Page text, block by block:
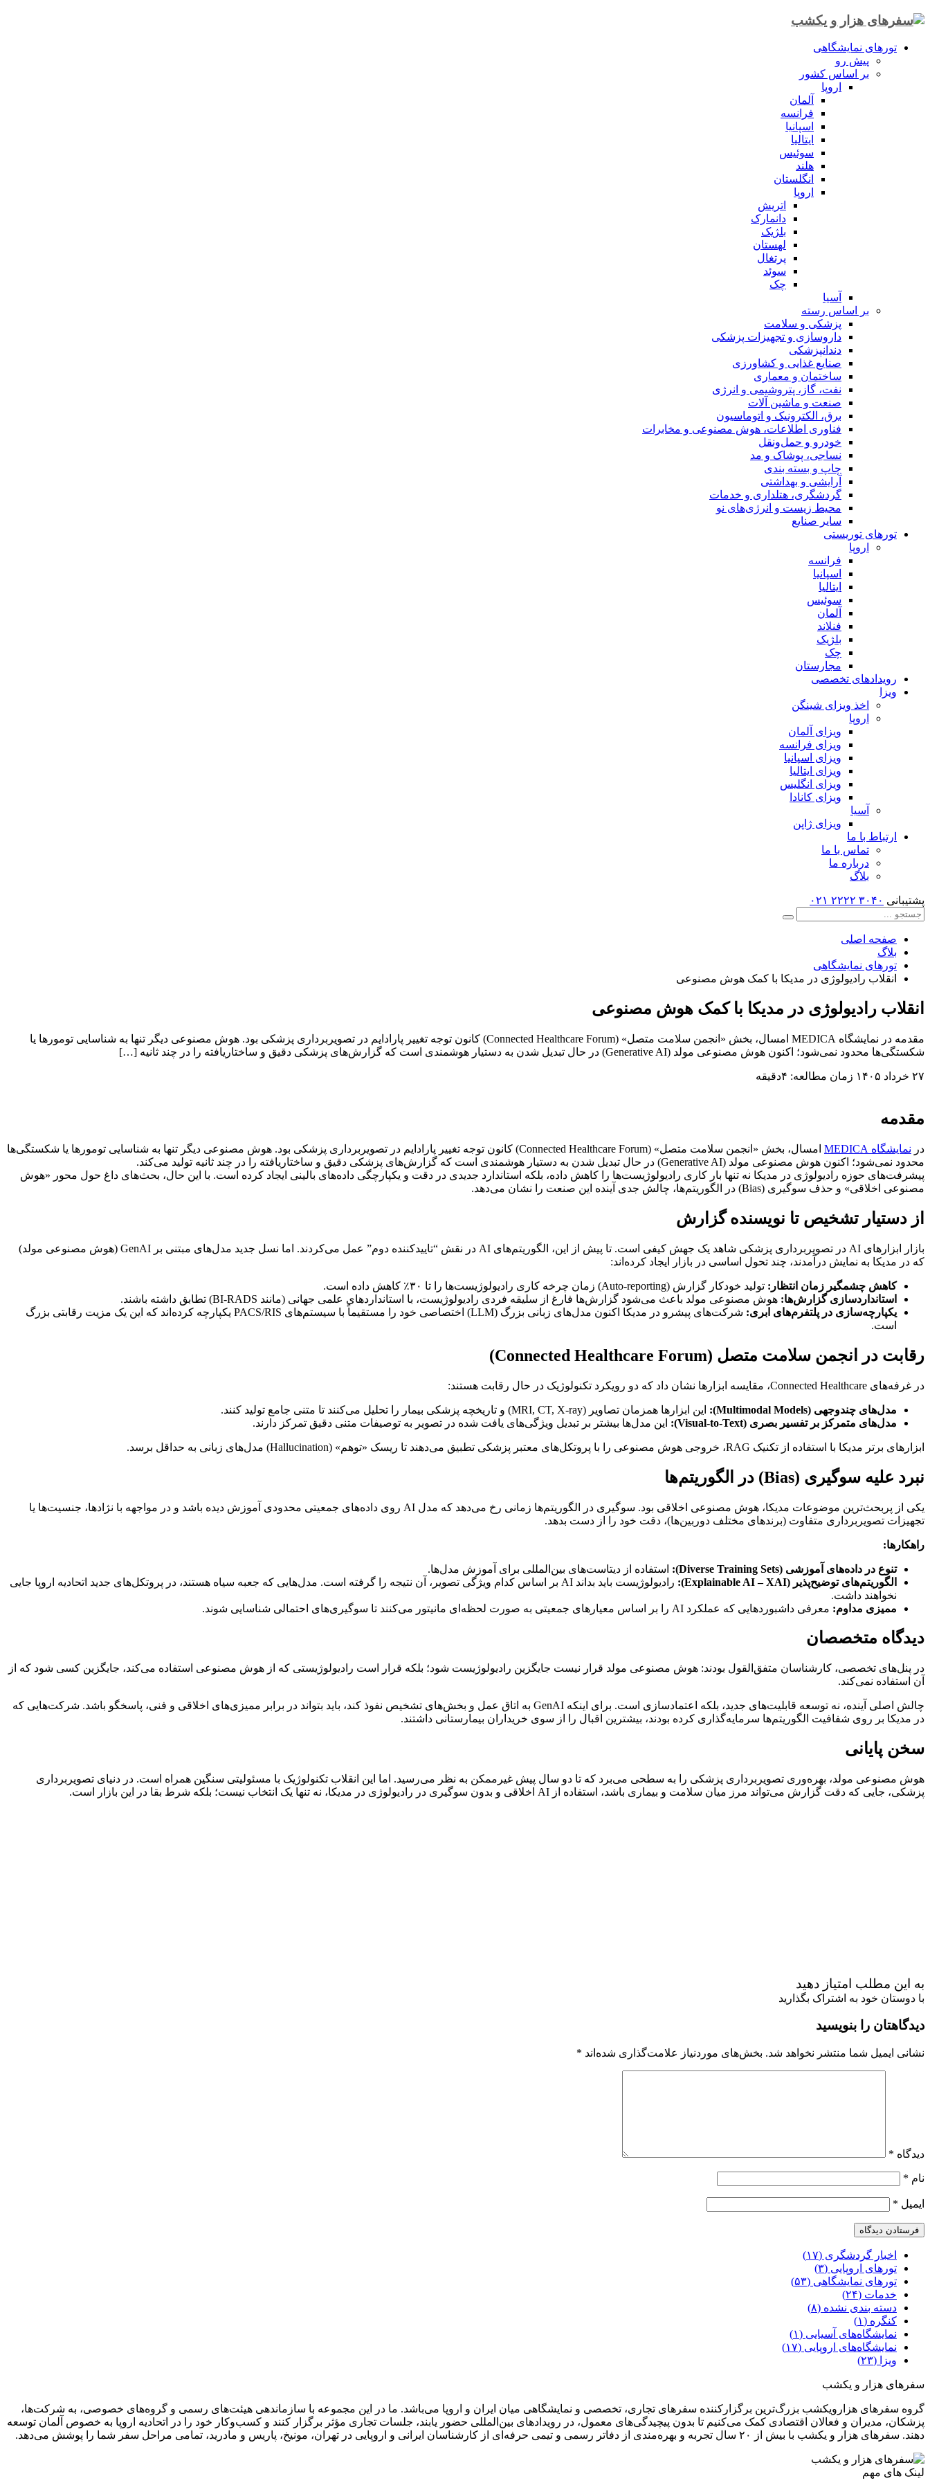
تورهای نمایشگاهی
پیش رو
بر اساس کشور
اروپا
آلمان
فرانسه
اسپانیا
ایتالیا
سوئیس
هلند
انگلستان
اروپا
اتریش
دانمارک
بلژیک
لهستان
پرتغال
سوئد
چک
آسیا
بر اساس رسته
پزشکی و سلامت
داروسازی و تجهیزات پزشکی
دندانپزشکی
صنایع غذایی و کشاورزی
ساختمان و معماری
نفت، گاز، پتروشیمی و انرژی
صنعت و ماشین آلات
برق، الکترونیک و اتوماسیون
فناوری اطلاعات، هوش مصنوعی و مخابرات
خودرو و حمل‌و‌نقل
نساجی، پوشاک و مد
چاپ و بسته بندی
آرایشی و بهداشتی
گردشگری، هتلداری و خدمات
محیط زیست و انرژی‌های نو
سایر صنایع
تورهای توریستی
اروپا
فرانسه
اسپانیا
ایتالیا
سوئیس
آلمان
فنلاند
بلژیک
چک
مجارستان
رویدادهای تخصصی
ویزا
اخذ ویزای شینگن
اروپا
ویزای آلمان
ویزای فرانسه
ویزای اسپانیا
ویزای ایتالیا
ویزای انگلیس
ویزای کانادا
آسیا
ویزای ژاپن
ارتباط با ما
تماس با ما
درباره ما
بلاگ
پشتیبانی ۳۰۴۰ ۲۲۲۲ ۰۲۱
صفحه اصلی
بلاگ
تورهای نمایشگاهی
انقلاب رادیولوژی در مدیکا با کمک هوش مصنوعی
انقلاب رادیولوژی در مدیکا با کمک هوش مصنوعی
مقدمه در نمایشگاه MEDICA امسال، بخش «انجمن سلامت متصل» (Connected Healthcare Forum) کانون توجه تغییر پارادایم در تصویربرداری پزشکی بود. هوش مصنوعی دیگر تنها به شناسایی تومورها یا
شکستگی‌ها محدود نمی‌شود؛ اکنون هوش مصنوعی مولد (Generative AI) در حال تبدیل شدن به دستیار هوشمندی است که گزارش‌های پزشکی دقیق و ساختاریافته را در چند ثانیه […]
۲۷ خرداد ۱۴۰۵ زمان مطالعه: ۴دقیقه
مقدمه
در نمایشگاه MEDICA
امسال، بخش «انجمن سلامت متصل» (Connected Healthcare Forum) کانون توجه تغییر پارادایم در تصویربرداری پزشکی بود. هوش مصنوعی دیگر تنها به شناسایی تومورها یا شکستگی‌ها
محدود نمی‌شود؛ اکنون هوش مصنوعی مولد (Generative AI) در حال تبدیل شدن به دستیار هوشمندی است که گزارش‌های پزشکی دقیق و ساختاریافته را در چند ثانیه تولید می‌کند.
پیشرفت‌های حوزه رادیولوژی در مدیکا نه تنها بار کاری رادیولوژیست‌ها را کاهش داده، بلکه استاندارد جدیدی در دقت و یکپارچگی داده‌های بالینی ایجاد کرده است. با این حال، بحث‌های داغ حول محور «هوش
مصنوعی اخلاقی» و حذف سوگیری (Bias) در الگوریتم‌ها، چالش جدی آینده این صنعت را نشان می‌دهد.
از دستیار تشخیص تا نویسنده گزارش
بازار ابزارهای AI در تصویربرداری پزشکی شاهد یک جهش کیفی است. تا پیش از این، الگوریتم‌های AI در نقش “تاییدکننده دوم” عمل می‌کردند. اما نسل جدید مدل‌های مبتنی بر GenAI (هوش مصنوعی مولد)
که در مدیکا به نمایش درآمدند، چند تحول اساسی در بازار ایجاد کرده‌اند:
کاهش چشمگیر زمان انتظار: تولید خودکار گزارش (Auto-reporting) زمان چرخه کاری رادیولوژیست‌ها را تا ۳۰٪ کاهش داده است.
استانداردسازی گزارش‌ها: هوش مصنوعی مولد باعث می‌شود گزارش‌ها فارغ از سلیقه فردی رادیولوژیست، با استانداردهای علمی جهانی (مانند BI-RADS) تطابق داشته باشند.
یکپارچه‌سازی در پلتفرم‌های ابری:
شرکت‌های پیشرو در مدیکا اکنون مدل‌های زبانی بزرگ (LLM) اختصاصی خود را مستقیماً با سیستم‌های PACS/RIS یکپارچه کرده‌اند که این یک مزیت رقابتی بزرگ
است.
رقابت در انجمن سلامت متصل (Connected Healthcare Forum)
در غرفه‌های Connected Healthcare، مقایسه ابزارها نشان داد که دو رویکرد تکنولوژیک در حال رقابت هستند:
مدل‌های چندوجهی (Multimodal Models):
این ابزارها همزمان تصاویر (MRI, CT, X-ray) و تاریخچه پزشکی بیمار را تحلیل می‌کنند تا متنی جامع تولید کنند.
مدل‌های متمرکز بر تفسیر بصری (Visual-to-Text):
این مدل‌ها بیشتر بر تبدیل ویژگی‌های یافت شده در تصویر به توصیفات متنی دقیق تمرکز دارند.
ابزارهای برتر مدیکا با استفاده از تکنیک RAG، خروجی هوش مصنوعی را با پروتکل‌های معتبر پزشکی تطبیق می‌دهند تا ریسک «توهم» (Hallucination) مدل‌های زبانی به حداقل برسد.
نبرد علیه سوگیری (Bias) در الگوریتم‌ها
یکی از پربحث‌ترین موضوعات مدیکا، هوش مصنوعی اخلاقی بود. سوگیری در الگوریتم‌ها زمانی رخ می‌دهد که مدل AI روی داده‌های جمعیتی محدودی آموزش دیده باشد و در مواجهه با نژادها، جنسیت‌ها یا
تجهیزات تصویربرداری متفاوت (برندهای مختلف دوربین‌ها)، دقت خود را از دست بدهد.
راهکارها:
تنوع در داده‌های آموزشی (Diverse Training Sets):
استفاده از دیتاست‌های بین‌المللی برای آموزش مدل‌ها.
الگوریتم‌های توضیح‌پذیر (Explainable AI – XAI):
رادیولوژیست باید بداند AI بر اساس کدام ویژگی تصویر، آن نتیجه را گرفته است. مدل‌هایی که جعبه سیاه هستند، در پروتکل‌های جدید اتحادیه اروپا جایی
نخواهند داشت.
ممیزی مداوم: معرفی داشبوردهایی که عملکرد AI را بر اساس معیارهای جمعیتی به صورت لحظه‌ای مانیتور می‌کنند تا سوگیری‌های احتمالی شناسایی شوند.
دیدگاه متخصصان
در پنل‌های تخصصی، کارشناسان متفق‌القول بودند: هوش مصنوعی مولد قرار نیست جایگزین رادیولوژیست شود؛ بلکه قرار است رادیولوژیستی که از هوش مصنوعی استفاده می‌کند، جایگزین کسی شود که از
آن استفاده نمی‌کند.
چالش اصلی آینده، نه توسعه قابلیت‌های جدید، بلکه اعتمادسازی است. برای اینکه GenAI به اتاق عمل و بخش‌های تشخیص نفوذ کند، باید بتواند در برابر ممیزی‌های اخلاقی و فنی، پاسخگو باشد. شرکت‌هایی که
در مدیکا بر روی شفافیت الگوریتم‌ها سرمایه‌گذاری کرده بودند، بیشترین اقبال را از سوی خریداران بیمارستانی داشتند.
سخن پایانی
هوش مصنوعی مولد، بهره‌وری تصویربرداری پزشکی را به سطحی می‌برد که تا دو سال پیش غیرممکن به نظر می‌رسید. اما این انقلاب تکنولوژیک با مسئولیتی سنگین همراه است. در دنیای تصویربرداری
پزشکی، جایی که دقت گزارش می‌تواند مرز میان سلامت و بیماری باشد، استفاده از AI اخلاقی و بدون سوگیری در رادیولوژی در مدیکا، نه تنها یک انتخاب نیست؛ بلکه شرط بقا در این بازار است.
به این مطلب امتیاز دهید
با دوستان خود به اشتراک بگذارید
دیدگاهتان را بنویسید
نشانی ایمیل شما منتشر نخواهد شد. بخش‌های موردنیاز علامت‌گذاری شده‌اند *
دیدگاه *
نام *
ایمیل *
اخبار گردشگری (۱۷)
تورهای اروپایی (۳)
تورهای نمایشگاهی (۵۳)
خدمات (۲۴)
دسته بندی نشده (۸)
کنگره (۱)
نمایشگاه‌های آسیایی (۱)
نمایشگاه‌های اروپایی (۱۷)
ویزا (۲۳)
سفرهای هزار و یکشب
گروه سفرهای هزارویکشب بزرگ‌ترین برگزارکننده سفرهای تجاری، تخصصی و نمایشگاهی میان ایران و اروپا می‌باشد. ما در این مجموعه با سازماندهی هیئت‌های رسمی و گروه‌های خصوصی، به شرکت‌ها،
پزشکان، مدیران و فعالان اقتصادی کمک می‌کنیم تا بدون پیچیدگی‌های معمول، در رویدادهای بین‌المللی حضور یابند، جلسات تجاری مؤثر برگزار کنند و کسب‌وکار خود را در اتحادیه اروپا به خصوص آلمان توسعه
دهند. سفر‌های هزار و یکشب با بیش از ۲۰ سال تجربه و بهره‌مندی از دفاتر رسمی و تیمی حرفه‌ای از کارشناسان ایرانی و اروپایی در تهران، مونیخ، پاریس و مادرید، تمامی مراحل سفر شما را پوشش می‌دهد.
لینک های مهم